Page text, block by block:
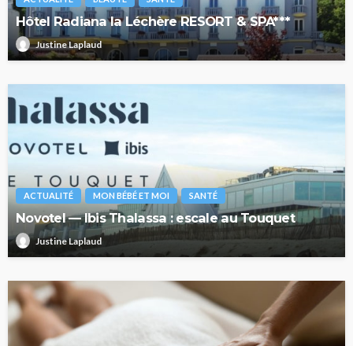
Hôtel Radiana la Léchère RESORT & SPA***
Justine Laplaud
ACTUALITÉ MON BÉBÉ ET MOI SANTÉ
Novotel — Ibis Thalassa : escale au Touquet
Justine Laplaud